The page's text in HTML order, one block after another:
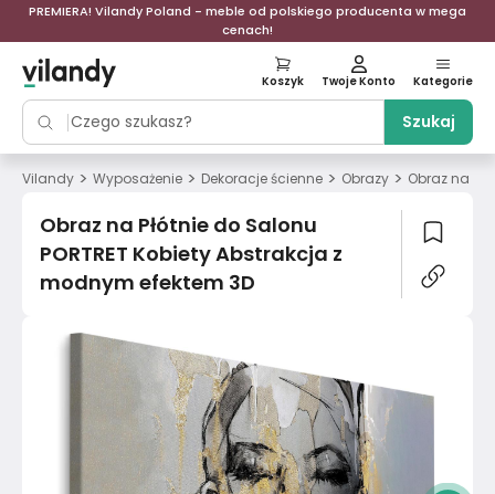
PREMIERA! Vilandy Poland - meble od polskiego producenta w mega
cenach!
Szukaj
Koszyk Twoje Konto Kategorie
Vilandy > Wyposażenie > Dekoracje ścienne > Obrazy > Obraz na
Obraz na Płótnie do Salonu
PORTRET Kobiety Abstrakcja z
modnym efektem 3D